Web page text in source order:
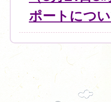
ポートにつ